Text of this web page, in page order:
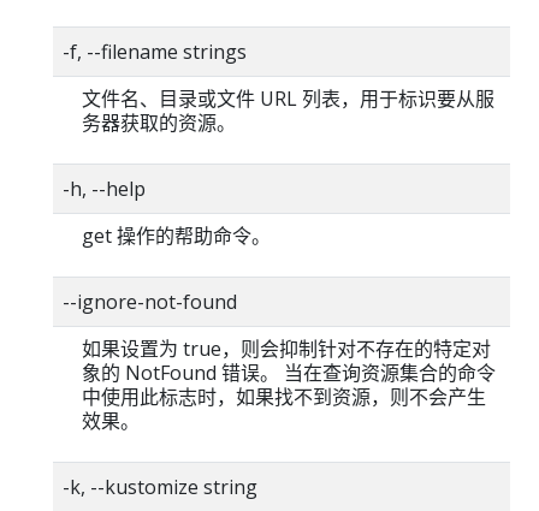
-f, --filename strings
文件名、目录或文件 URL 列表，用于标识要从服
务器获取的资源。
-h, --help
get 操作的帮助命令。
--ignore-not-found
如果设置为 true，则会抑制针对不存在的特定对
象的 NotFound 错误。 当在查询资源集合的命令
中使用此标志时，如果找不到资源，则不会产生
效果。
-k, --kustomize string